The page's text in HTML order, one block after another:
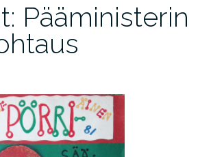
Pääministerin